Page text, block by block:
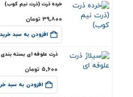
خرده ذرت (ذرت نیم کوب)
۳۹,۸۰۰ تومان
افزودن به سبد خرید
ذرت علوفه ای بسته
۵,۶۰۰ تومان
افزودن به سبد